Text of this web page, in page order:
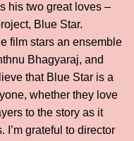
his two great loves –
Blue Star.
film stars an ensemble
Bhagyaraj, and
that Blue Star is a
whether they love
to the story as it
I’m grateful to director